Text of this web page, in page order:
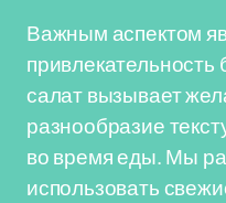
Важным аспектом
салат вызывает
разнообразие
во время еды. Мы
использовать